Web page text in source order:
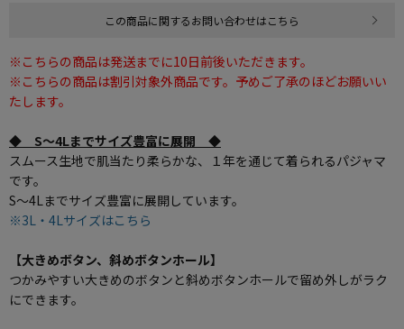
この商品に関するお問い合わせはこちら
※こちらの商品は発送までに10日前後いただきます。
※こちらの商品は割引対象外商品です。予めご了承のほどお願いい
たします。
◆ S～4Lまでサイズ豊富に展開 ◆
スムース生地で肌当たり柔らかな、１年を通じて着られるパジャマ
です。
S～4Lまでサイズ豊富に展開しています。
※3L・4Lサイズはこちら
【大きめボタン、斜めボタンホール】
つかみやすい大きめのボタンと斜めボタンホールで留め外しがラク
にできます。